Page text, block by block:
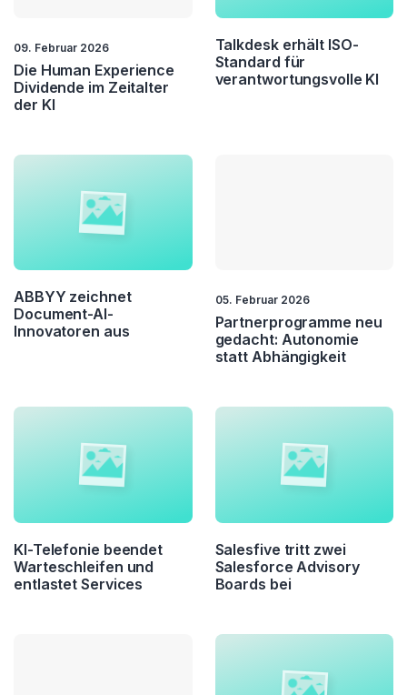
Customer Retention
Customer Service Customer Value
Kundendialog
Service Automation Service Excellence
09. Februar 2026
Die Human Experience
Dividende im Zeitalter
der KI
Talkdesk erhält ISO-
Standard für
verantwortungsvolle KI
ABBYY zeichnet
Document-AI-
Innovatoren aus
05. Februar 2026
Partnerprogramme neu
gedacht: Autonomie
statt Abhängigkeit
KI-Telefonie beendet
Warteschleifen und
entlastet Services
Salesfive tritt zwei
Salesforce Advisory
Boards bei